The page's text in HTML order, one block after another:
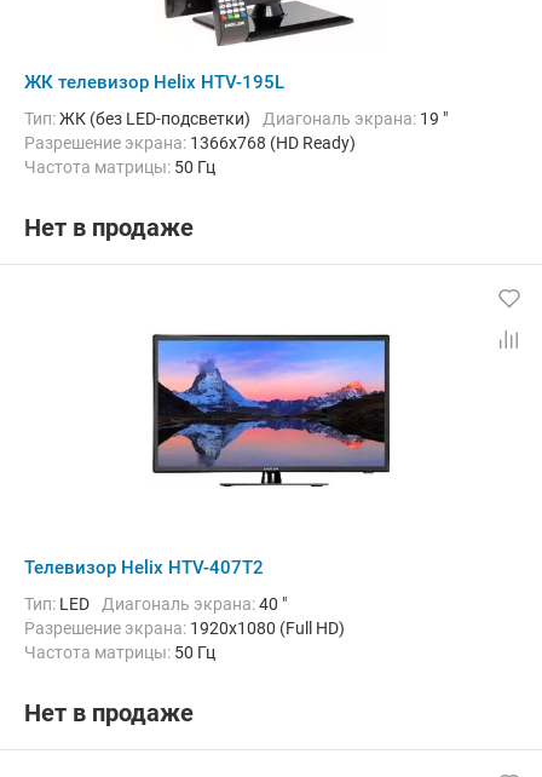
ЖК телевизор Helix HTV-195L
Тип:ЖК (без LED-подсветки) Диагональ экрана: 19 "
Разрешение экрана: 1366x768 (HD Ready)
Частота матрицы: 50 Гц
Нет в продаже
Телевизор Helix HTV-407T2
Тип: LED Диагональ экрана:40 "
Разрешение экрана: 1920x1080 (Full HD)
Частота матрицы: 50 Гц
Нет в продаже